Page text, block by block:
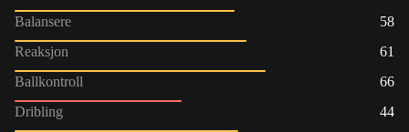
Balansere
58
Reaksjon
61
Ballkontroll
66
Dribling
44